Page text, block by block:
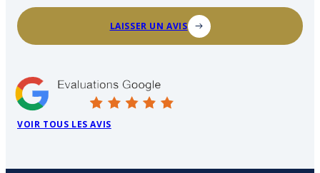
LAISSER UN AVIS
VOIR TOUS LES AVIS